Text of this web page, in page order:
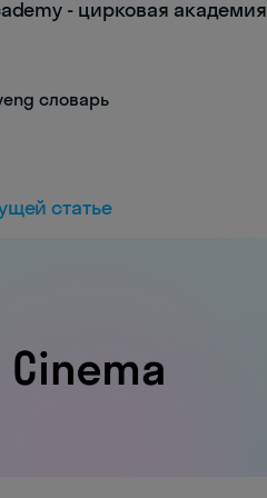
- цирковая академия
словарь
статье